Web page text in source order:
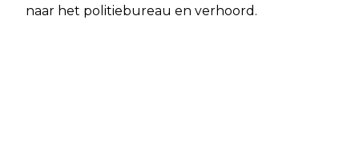
naar het politiebureau en verhoord.